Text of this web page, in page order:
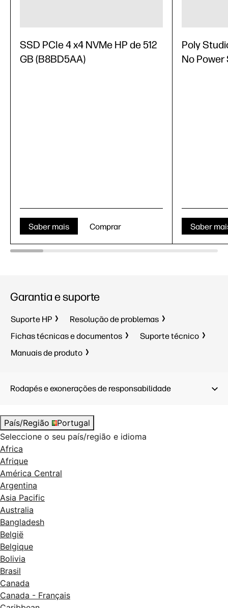
SSD PCIe 4 x4 NVMe HP de 512
GB (B8BD5AA)
Saber mais Comprar
Poly
No Power
Saber
Garantia e suporte
Suporte HP
Resolução de problemas
Fichas técnicas e documentos
Suporte técnico
Manuais de produto
Rodapés e exonerações de responsabilidade
País/Região
Portugal
Seleccione o seu país/região e idioma
Africa
Afrique
América Central
Argentina
Asia Pacific
Australia
Bangladesh
België
Belgique
Bolivia
Brasil
Canada
Canada - Français